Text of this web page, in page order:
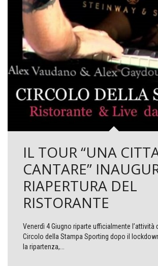
IL TOUR “UNA
CANTARE”
RIAPERTURA DEL
RISTORANTE
Venerdì 4 Giugno riparte ufficialmente l’attività
Circolo della Stampa Sporting dopo il
la ripartenza,...